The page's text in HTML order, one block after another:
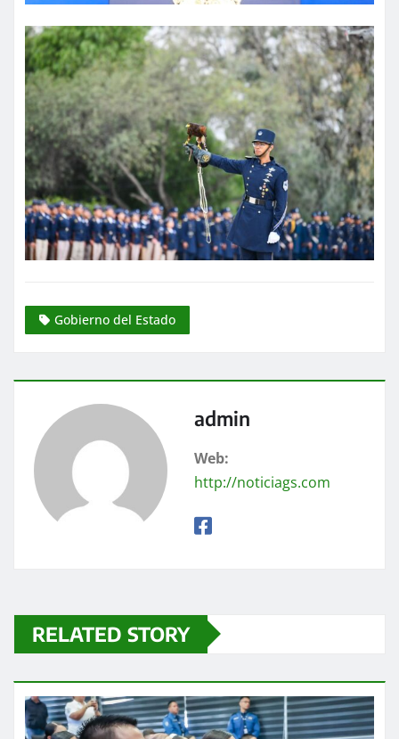
Gobierno del Estado
admin
Web:
http://noticiags.com
RELATED STORY